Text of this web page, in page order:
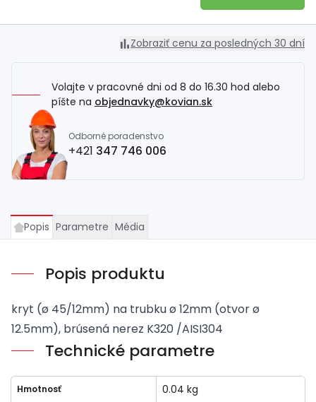
Zobraziť cenu za posledných 30 dní
Volajte v pracovné dni od 8 do 16.30 hod alebo
píšte na objednavky@kovian.sk
Odborné poradenstvo
+421 347 746 006
Popis Parametre Média
Popis produktu
kryt (ø 45/12mm) na trubku ø 12mm (otvor ø
12.5mm), brúsená nerez K320 /AISI304
Technické parametre
Hmotnosť 0.04 kg